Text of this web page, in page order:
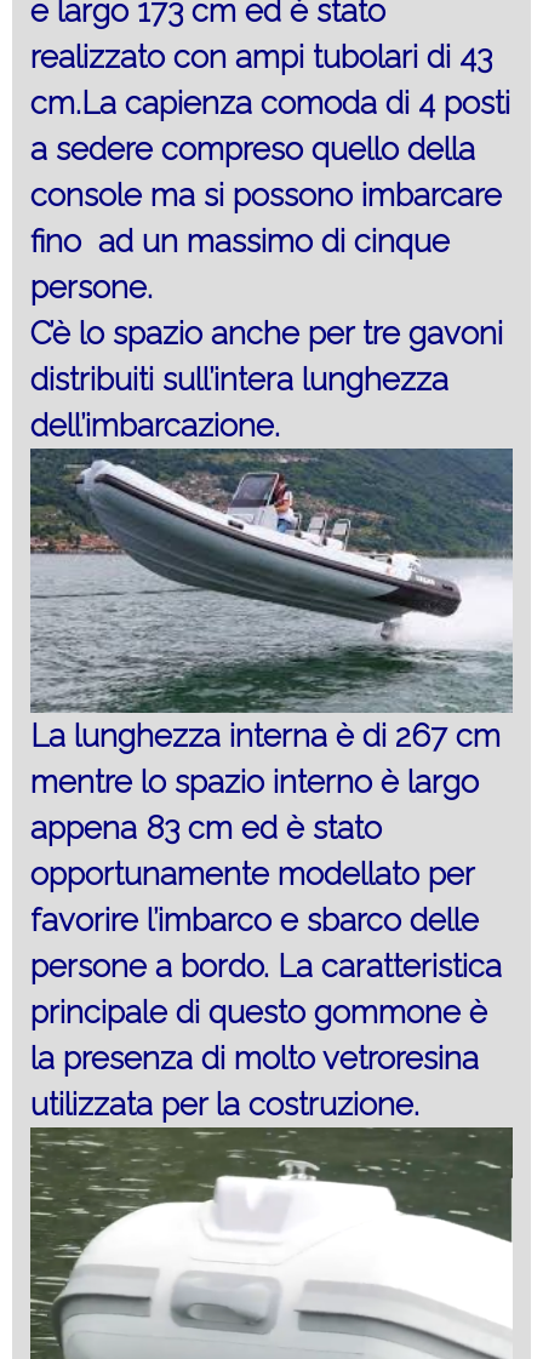
e largo 173 cm ed è stato
realizzato con ampi tubolari di 43
cm.La capienza comoda di 4 posti
a sedere compreso quello della
console ma si possono imbarcare
fino ad un massimo di cinque
persone.
C’è lo spazio anche per tre gavoni
distribuiti sull’intera lunghezza
dell’imbarcazione.
La lunghezza interna è di 267 cm
mentre lo spazio interno è largo
appena 83 cm ed è stato
opportunamente modellato per
favorire l’imbarco e sbarco delle
persone a bordo. La caratteristica
principale di questo gommone è
la presenza di molto vetroresina
utilizzata per la costruzione.